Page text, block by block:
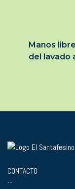
Manos
del lavado
CONTACTO
--